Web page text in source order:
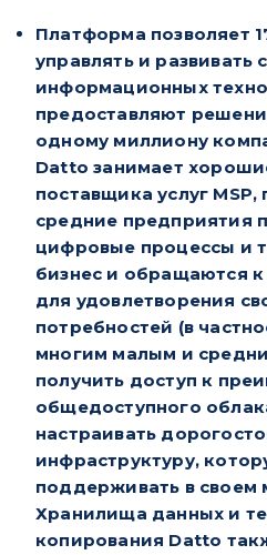
Платформа позволяет
управлять и развивать
информационных
предоставляют
одному миллиону
Datto занимает
поставщика услуг
средние предприятия
цифровые процессы и
бизнес и обращаются
для удовлетворения
потребностей (в
многим малым и
получить доступ к
общедоступного
настраивать
инфраструктуру,
поддерживать в своем
Хранилища данных и
копирования Datto